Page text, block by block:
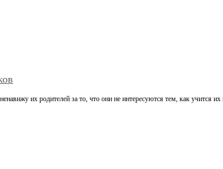
их родителей за то, что они не интересуются тем, как